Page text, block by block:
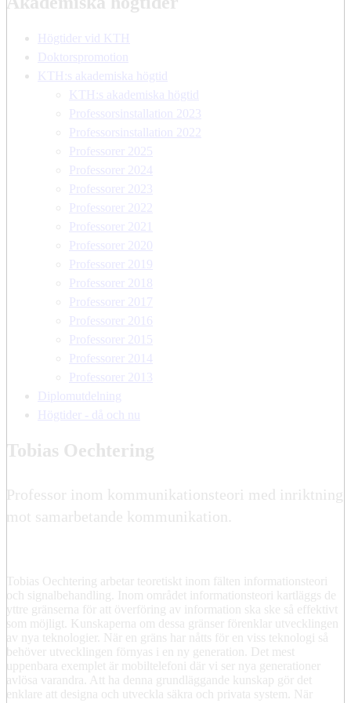
Högtider vid KTH
Doktorspromotion
KTH:s akademiska högtid
KTH:s akademiska högtid
Professorsinstallation 2023
Professorsinstallation 2022
Professorer 2025
Professorer 2024
Professorer 2023
Professorer 2022
Professorer 2021
Professorer 2020
Professorer 2019
Professorer 2018
Professorer 2017
Professorer 2016
Professorer 2015
Professorer 2014
Professorer 2013
Diplomutdelning
Högtider - då och nu
Tobias Oechtering
Professor inom kommunikationsteori med inriktning
mot samarbetande kommunikation.
Tobias Oechtering arbetar teoretiskt inom fälten informationsteori
och signalbehandling. Inom området informationsteori kartläggs de
yttre gränserna för att överföring av information ska ske så effektivt
som möjligt. Kunskaperna om dessa gränser förenklar utvecklingen
av nya teknologier. När en gräns har nåtts för en viss teknologi så
behöver utvecklingen förnyas i en ny generation. Det mest
uppenbara exemplet är mobiltelefoni där vi ser nya generationer
avlösa varandra. Att ha denna grundläggande kunskap gör det
enklare att designa och utveckla säkra och privata system. När